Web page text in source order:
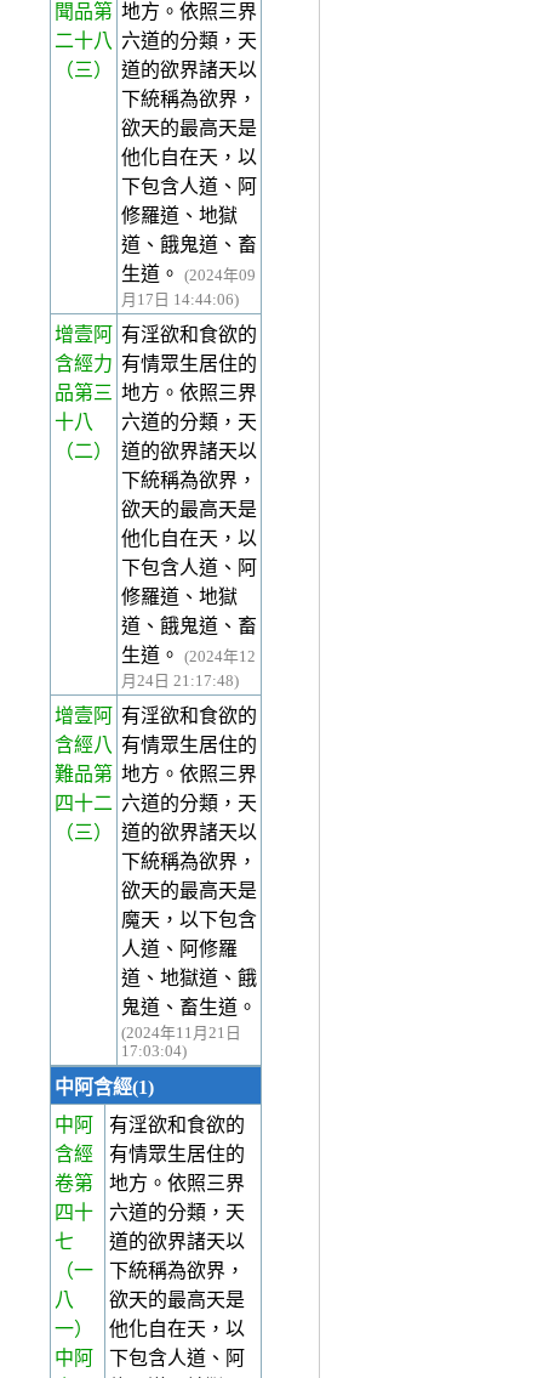
聞品第
二十八
（三）
地方。依照三界
六道的分類，天
道的欲界諸天以
下統稱為欲界，
欲天的最高天是
他化自在天，以
下包含人道、阿
修羅道、地獄
道、餓鬼道、畜
生道。
(2024年09
月17日 14:44:06)
增壹阿
含經力
品第三
十八
（二）
有淫欲和食欲的
有情眾生居住的
地方。依照三界
六道的分類，天
道的欲界諸天以
下統稱為欲界，
欲天的最高天是
他化自在天，以
下包含人道、阿
修羅道、地獄
道、餓鬼道、畜
生道。
(2024年12
月24日 21:17:48)
增壹阿
含經八
難品第
四十二
（三）
有淫欲和食欲的
有情眾生居住的
地方。依照三界
六道的分類，天
道的欲界諸天以
下統稱為欲界，
欲天的最高天是
魔天，以下包含
人道、阿修羅
道、地獄道、餓
鬼道、畜生道。
(2024年11月21日
17:03:04)
中阿含經(1)
中阿
含經
卷第
四十
七
（一
八
一）
中阿
有淫欲和食欲的
有情眾生居住的
地方。依照三界
六道的分類，天
道的欲界諸天以
下統稱為欲界，
欲天的最高天是
他化自在天，以
下包含人道、阿